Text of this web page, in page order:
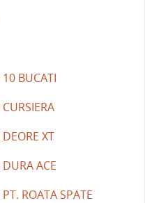
BUCATI
XT
ACE
ROATA SPATE